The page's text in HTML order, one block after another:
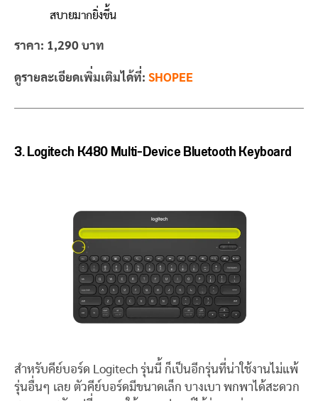
สบายมากยิ่งขึ้น
ราคา: 1,290 บาท
ดูรายละเอียดเพิ่มเติมได้ที่: SHOPEE
3. Logitech K480 Multi-Device Bluetooth Keyboard
สำหรับคีย์บอร์ด Logitech รุ่นนี้ ก็เป็นอีกรุ่นที่น่าใช้งานไม่แพ้
รุ่นอื่นๆ เลย ตัวคีย์บอร์ดมีขนาดเล็ก บางเบา พกพาได้สะดวก